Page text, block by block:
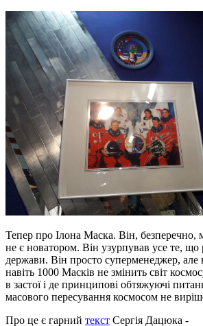
Тепер про Ілона Маска. Він, безперечно,
не є новатором. Він узурпував усе те,
держави. Він просто суперменеджер, але
навіть 1000 Масків не змінить світ
в застої і де принципові обтяжуючі
масового пересування космосом не
Про це є гарний текст Сергія Дацюка -